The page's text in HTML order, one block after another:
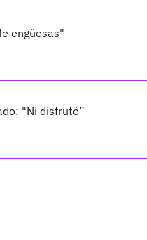
engüesas"
"Ni disfruté”